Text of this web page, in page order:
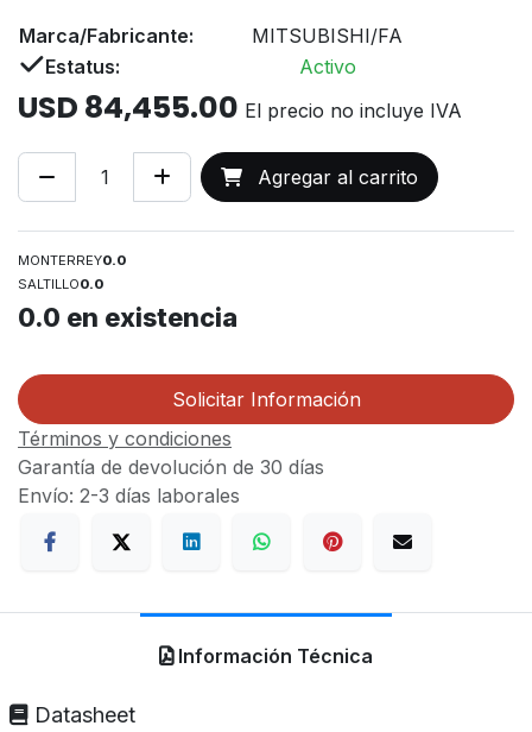
Marca/Fabricante:
MITSUBISHI/FA
Estatus:
Activo
USD 84,455.00 El precio no incluye IVA
Agregar al carrito
MONTERREY0.0
SALTILLO0.0
0.0 en existencia
Solicitar Información
Términos y condiciones
Garantía de devolución de 30 días
Envío: 2-3 días laborales
Información Técnica
Datasheet